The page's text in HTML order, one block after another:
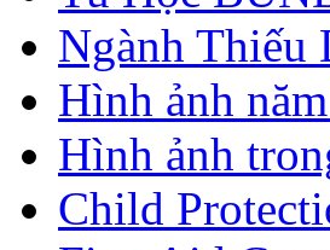
Ngành Thiếu
Hình ảnh
Hình ảnh
Child